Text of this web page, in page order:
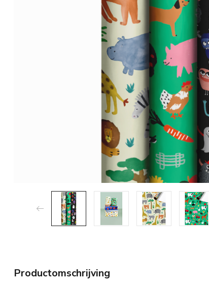
Productomschrijving